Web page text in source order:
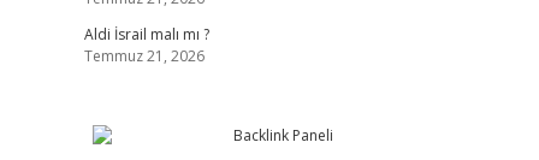
Aldi İsrail malı mı ?
Temmuz 21, 2026